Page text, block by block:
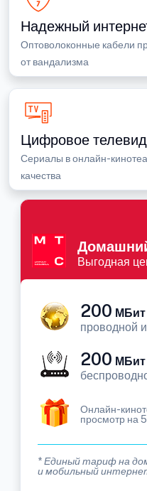
Надежный
Оптоволоконные кабели
от вандализма
Цифровое
Сериалы в онлайн-
качества
Выгодная
200 МБит
проводной
200 МБит
Онлайн-
просмотр на
* Единый тариф на
и мобильный